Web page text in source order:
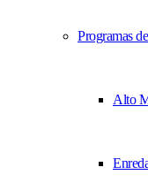
Programas
Alto